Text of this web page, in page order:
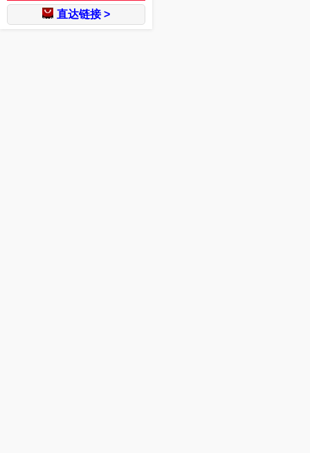
直达链接 >